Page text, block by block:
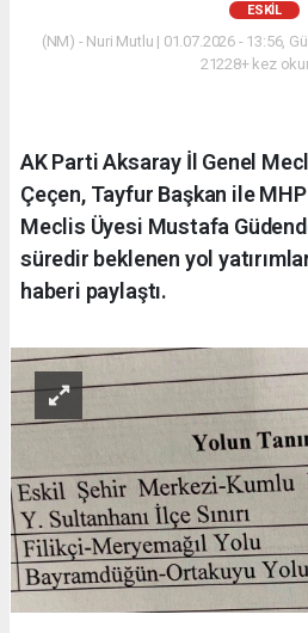
ESKİL
(NM) - Nuri Mutlu | 01.07.2026 - 13:56,
21228+ kez
AK Parti Aksaray İl Genel
Çeçen, Tayfur Başkan ile
Meclis Üyesi Mustafa
süredir beklenen yol
haberi paylaştı.